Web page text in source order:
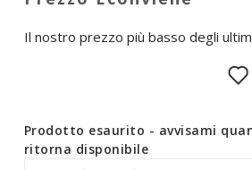
Il nostro prezzo più basso degli
Prodotto esaurito - avvisami
ritorna disponibile